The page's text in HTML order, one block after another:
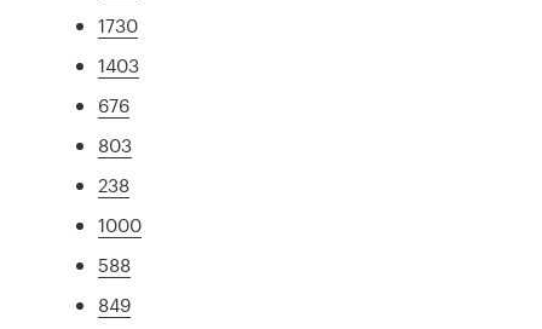
1730
1403
676
803
238
1000
588
849